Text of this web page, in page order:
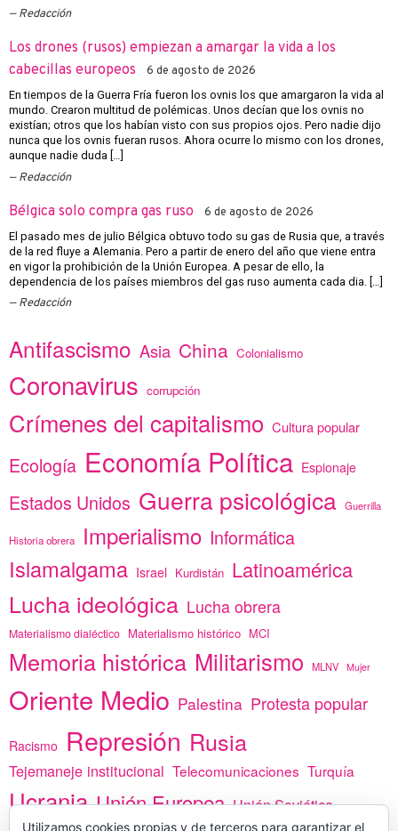
Redacción
Los drones (rusos) empiezan a amargar la vida a los
cabecillas europeos
6 de agosto de 2026
En tiempos de la Guerra Fría fueron los ovnis los que amargaron la vida al
mundo. Crearon multitud de polémicas. Unos decían que los ovnis no
existían; otros que los habían visto con sus propios ojos. Pero nadie dijo
nunca que los ovnis fueran rusos. Ahora ocurre lo mismo con los drones,
aunque nadie duda […]
Redacción
Bélgica solo compra gas ruso 6 de agosto de 2026
El pasado mes de julio Bélgica obtuvo todo su gas de Rusia que, a través
de la red fluye a Alemania. Pero a partir de enero del año que viene entra
en vigor la prohibición de la Unión Europea. A pesar de ello, la
dependencia de los países miembros del gas ruso aumenta cada dia. […]
Redacción
Antifascismo Asia China Colonialismo
Coronavirus corrupción
Crímenes del capitalismo Cultura popular
Ecología Economía Política Espionaje
Estados Unidos Guerra psicológica Guerrilla
Historia obrera Imperialismo Informática
Islamalgama Israel Kurdistán Latinoamérica
Lucha ideológica Lucha obrera
Materialismo dialéctico Materialismo histórico MCI
Memoria histórica Militarismo MLNV Mujer
Oriente Medio Palestina Protesta popular
Racismo Represión Rusia
Tejemaneje institucional Telecomunicaciones Turquía
Ucrania Unión Europea Unión Soviética
Utilizamos cookies propias y de terceros para garantizar el